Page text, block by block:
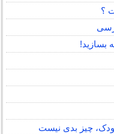
؟
بسازید!
چیز بدی نیست